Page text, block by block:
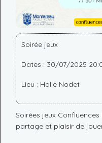
Soirée jeux
Dates : 30/07/2025
Lieu : Halle Nodet
Soirées jeux
partage et plaisir de